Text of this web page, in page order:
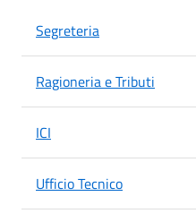
Segreteria
Ragioneria e Tributi
ICI
Ufficio Tecnico